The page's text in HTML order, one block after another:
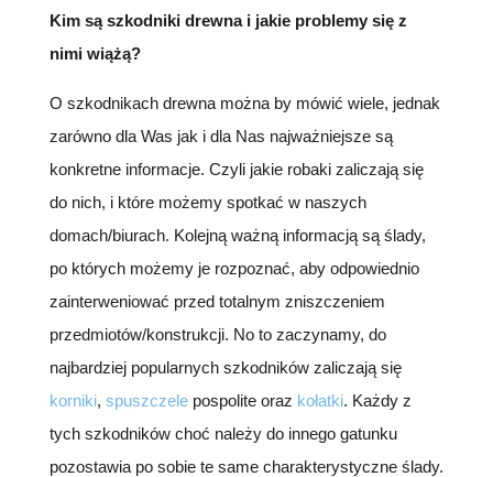
Kim są szkodniki drewna i jakie problemy się z
nimi wiążą?
O szkodnikach drewna można by mówić wiele, jednak
zarówno dla Was jak i dla Nas najważniejsze są
konkretne informacje. Czyli jakie robaki zaliczają się
do nich, i które możemy spotkać w naszych
domach/biurach. Kolejną ważną informacją są ślady,
po których możemy je rozpoznać, aby odpowiednio
zainterweniować przed totalnym zniszczeniem
przedmiotów/konstrukcji. No to zaczynamy, do
najbardziej popularnych szkodników zaliczają się
korniki, spuszczelepospolite oraz kołatki. Każdy z
tych szkodników choć należy do innego gatunku
pozostawia po sobie te same charakterystyczne ślady.